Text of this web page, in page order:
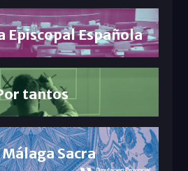
Episcopal Española
tantos
Sacra